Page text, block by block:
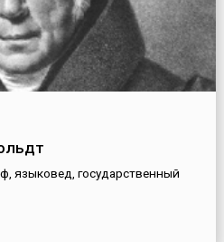
языковед, государственный